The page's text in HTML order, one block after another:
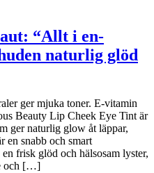
“Allt i en-
naturlig glöd
ger mjuka toner. E-vitamin
Beauty Lip Cheek Eye Tint är
ger naturlig glow åt läppar,
en snabb och smart
frisk glöd och hälsosam lyster,
och […]